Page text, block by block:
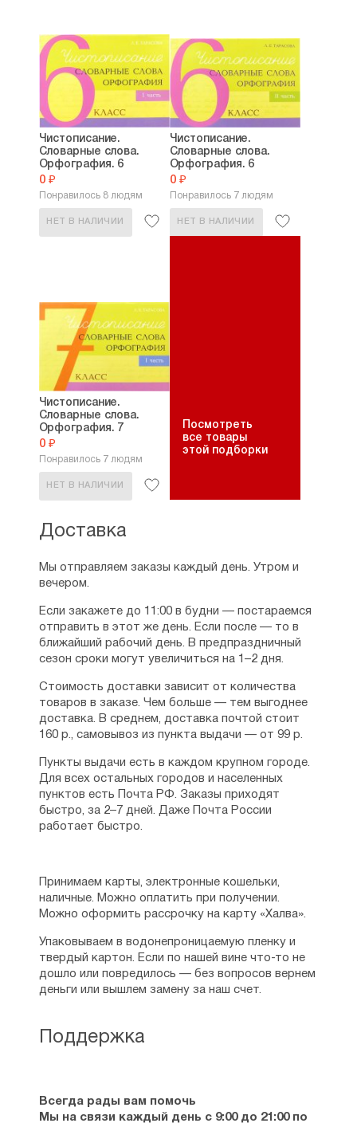
Чистописание.
Словарные слова.
Орфография. 6
класс....
0 ₽
Понравилось 8 людям
НЕТ В НАЛИЧИИ
Чистописание.
Словарные слова.
Орфография. 6
класс....
0 ₽
Понравилось 7 людям
НЕТ В НАЛИЧИИ
Чистописание.
Словарные слова.
Орфография. 7
класс....
0 ₽
Понравилось 7 людям
НЕТ В НАЛИЧИИ
Посмотреть
все товары
этой подборки
Поддержка
Всегда рады вам помочь
Мы на связи каждый день с 9:00 до 21:00 по
Доставка
Мы отправляем заказы каждый день. Утром и
вечером.
Если закажете до 11:00 в будни — постараемся
отправить в этот же день. Если после — то в
ближайший рабочий день. В предпраздничный
сезон сроки могут увеличиться на 1–2 дня.
Стоимость доставки зависит от количества
товаров в заказе. Чем больше — тем выгоднее
доставка. В среднем, доставка почтой стоит
160 р., самовывоз из пункта выдачи — от 99 р.
Пункты выдачи есть в каждом крупном городе.
Для всех остальных городов и населенных
пунктов есть Почта РФ. Заказы приходят
быстро, за 2–7 дней. Даже Почта России
работает быстро.
Принимаем карты, электронные кошельки,
наличные. Можно оплатить при получении.
Можно оформить рассрочку на карту «Халва».
Упаковываем в водонепроницаемую пленку и
твердый картон. Если по нашей вине что-то не
дошло или повредилось — без вопросов вернем
деньги или вышлем замену за наш счет.